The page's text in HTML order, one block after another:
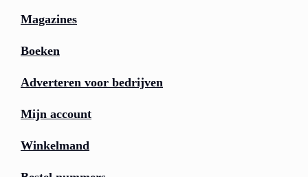
Magazines
Boeken
Adverteren voor bedrijven
Mijn account
Winkelmand